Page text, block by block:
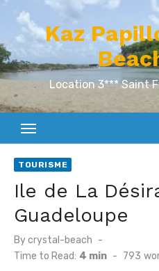
content
Kaz
Location 3*** Saint
TOURISME
Ile de La
Guadeloupe
Bycrystal-beach
Time to Read: 4 min - 793